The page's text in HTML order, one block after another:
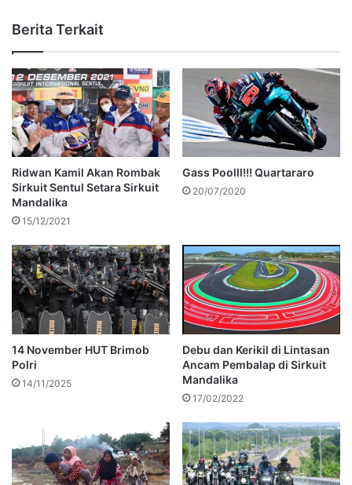
Berita Terkait
Ridwan Kamil Akan Rombak
Sirkuit Sentul Setara Sirkuit
Mandalika
15/12/2021
Gass Poolll!!! Quartararo
20/07/2020
14 November HUT Brimob
Polri
14/11/2025
Debu dan Kerikil di Lintasan
Ancam Pembalap di Sirkuit
Mandalika
17/02/2022